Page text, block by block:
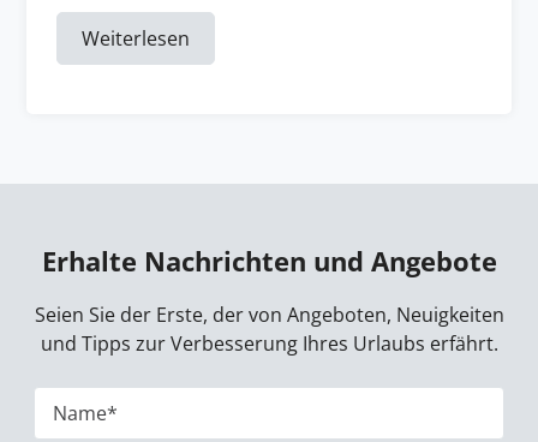
Weiterlesen
Erhalte Nachrichten und Angebote
Seien Sie der Erste, der von Angeboten, Neuigkeiten
und Tipps zur Verbesserung Ihres Urlaubs erfährt.